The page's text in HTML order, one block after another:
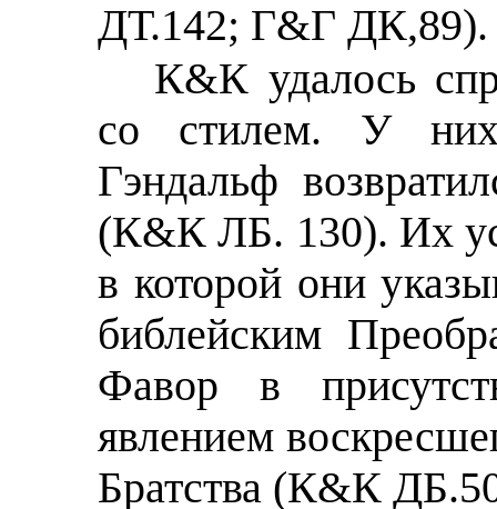
ДТ.142; Г&Г ДК,89).
К&К удалось
со стилем. У них
Гэндальф
(К&К ЛБ. 130). Их
в которой они
библейским
Фавор в
явлением
Братства (К&К